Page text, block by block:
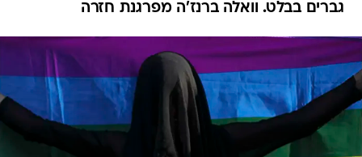
גברים בבלט. וואלה ברנז'ה מפרגנת חזרה